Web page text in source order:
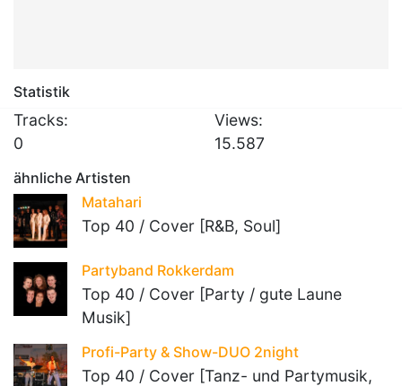
Statistik
Tracks:
0
Views:
15.587
ähnliche Artisten
Matahari
Top 40 / Cover [R&B, Soul]
Partyband Rokkerdam
Top 40 / Cover [Party / gute Laune
Musik]
Profi-Party & Show-DUO 2night
Top 40 / Cover [Tanz- und Partymusik,